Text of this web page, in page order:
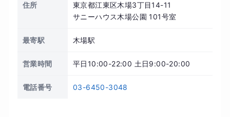
住所
東京都江東区木場3丁目14-11
サニーハウス木場公園 101号室
最寄駅 木場駅
営業時間 平日10:00-22:00 土日9:00-20:00
電話番号 03-6450-3048